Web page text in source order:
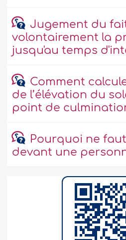
Jugement du
volontairement la
jusqu'au temps
Comment
de l’élévation du
point de
Pourquoi ne
devant une